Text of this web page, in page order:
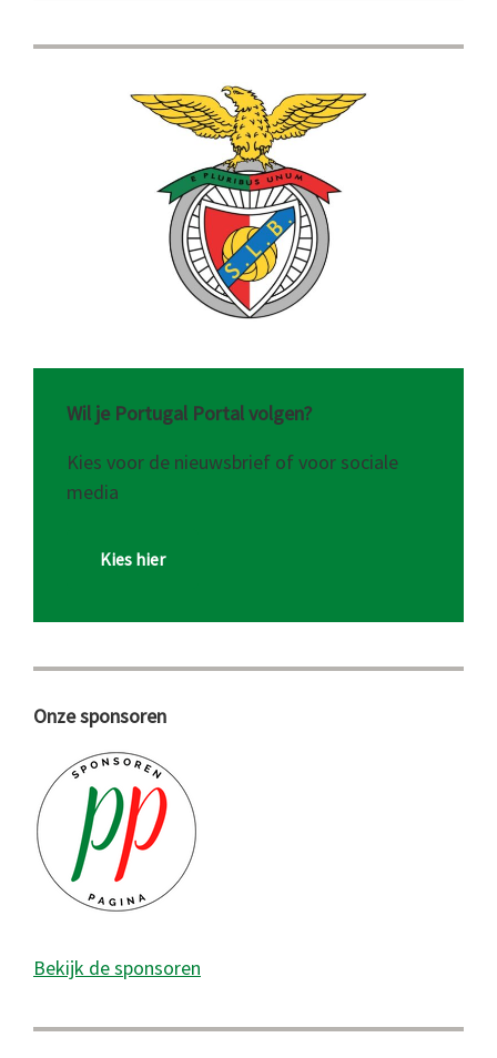
website
Wil je Portugal Portal volgen?
Kies voor de nieuwsbrief of voor sociale
media
Kies hier
Onze sponsoren
Bekijk de sponsoren